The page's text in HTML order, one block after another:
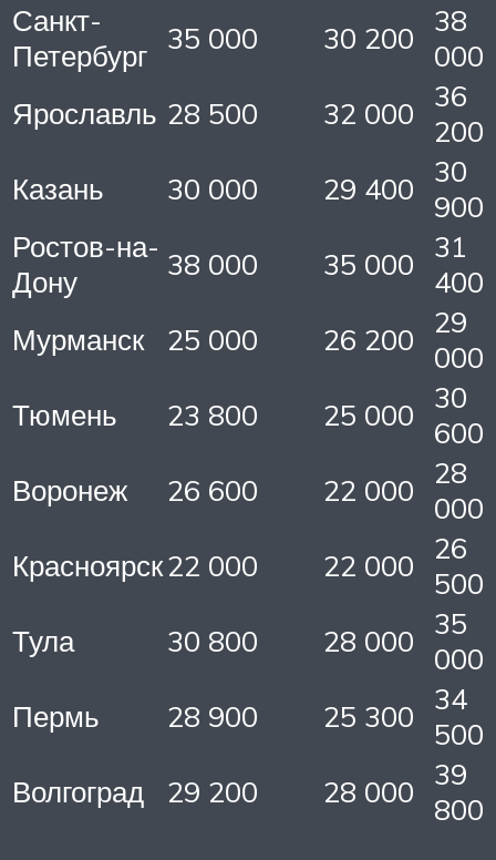
Санкт-
Петербург 35 000 30 200
38
000
Ярославль 28 500 32 000
36
200
Казань
30 000 29 400
30
900
Ростов-на-
Дону
38 000 35 000
31
400
Мурманск
25 000 26 200
29
000
Тюмень
23 800 25 000
30
600
Воронеж
26 600 22 000
28
000
Красноярск22 000 22 000
26
500
Тула
30 800 28 000
35
000
Пермь
28 900 25 300
34
500
Волгоград
29 200 28 000
39
800